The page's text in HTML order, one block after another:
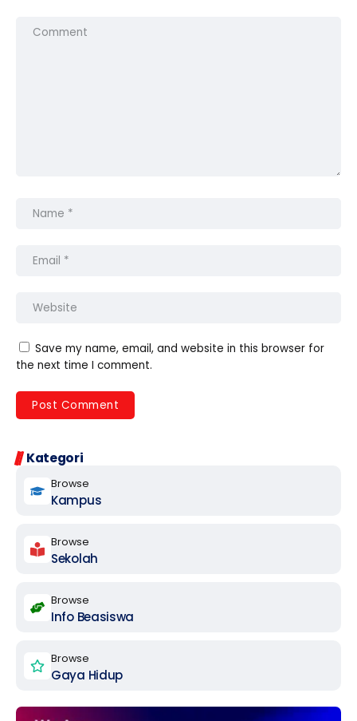
Save my name, email, and website in this browser for
the next time I comment.
Kategori
Browse
Kampus
Browse
Sekolah
Browse
Info Beasiswa
Browse
Gaya Hidup